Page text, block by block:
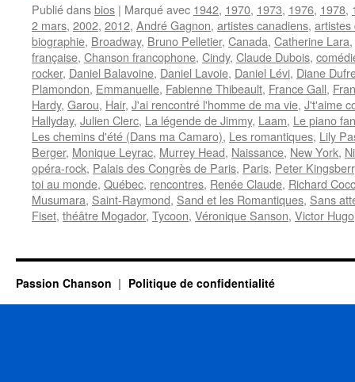
Publié dansbios | Marqué avec 1942, 1970, 1973, 1976, 1978,
2 mars, 2002, 2012, André Gagnon, artistes canadiens, artistes
biographie, Broadway, Bruno Pelletier, Canada, Catherine Lara,
française, Chanson francophone, Cindy, Claude Dubois,
rocker, Daniel Balavoine, Daniel Lavoie, Daniel Lévi, Diane
Plamondon, Emmanuelle, Fabienne Thibeault, France Gall,
Hardy, Garou, Hair, J'ai rencontré l'homme de ma vie, J't'aime
Hallyday, Julien Clerc, La légende de Jimmy, Laam, Le piano
Les chemins d'été (Dans ma Camaro), Les romantiques, Lily
Berger, Monique Leyrac, Murrey Head, Naissance, New York,
opéra-rock, Palais des Congrès de Paris, Paris, Peter
toi au monde, Québec, rencontres, Renée Claude, Richard
Musumara, Saint-Raymond, Sand et les Romantiques, Sans
Fiset, théâtre Mogador, Tycoon, Véronique Sanson, Victor Hugo
Passion Chanson Politique de confidentialité